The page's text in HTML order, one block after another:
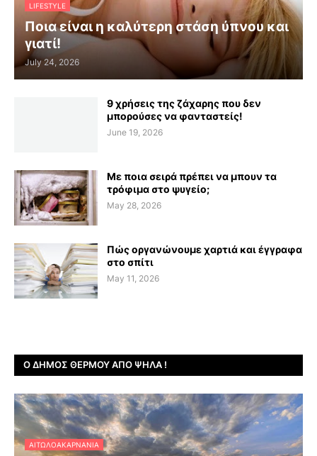
LIFESTYLE
Ποια είναι η καλύτερη στάση ύπνου και
γιατί!
July 24, 2026
9 χρήσεις της ζάχαρης που δεν
μπορούσες να φανταστείς!
June 19, 2026
Με ποια σειρά πρέπει να μπουν τα
τρόφιμα στο ψυγείο;
May 28, 2026
Πώς οργανώνουμε χαρτιά και έγγραφα
στο σπίτι
May 11, 2026
Ο ΔΉΜΟΣ ΘΈΡΜΟΥ ΑΠΌ ΨΗΛΆ !
ΑΙΤΩΛΟΑΚΑΡΝΑΝΊΑ